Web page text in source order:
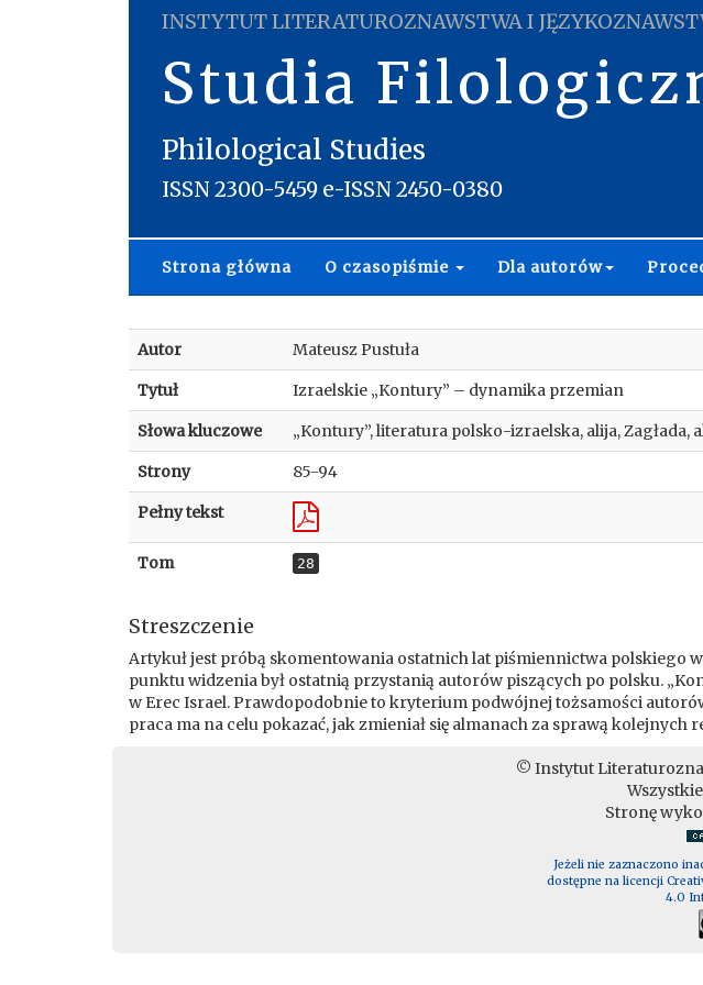
INSTYTUT LITERATUROZNAWSTWA I
Studia
Philological Studies
ISSN 2300-5459 e-ISSN 2450-0380
Strona główna O czasopiśmie Dla autorów
Autor Mateusz Pustuła
Tytuł Izraelskie „Kontury” – dynamika przemian
Słowa kluczowe „Kontury”, literatura polsko-izraelska, alija,
Strony 85-94
Pełny tekst
Tom 28
Streszczenie
Artykuł jest próbą skomentowania ostatnich lat piśmiennictwa polskiego
punktu widzenia był ostatnią przystanią autorów piszących po polsku.
w Erec Israel. Prawdopodobnie to kryterium podwójnej tożsamości
praca ma na celu pokazać, jak zmieniał się almanach za sprawą
© Instytut
Stronę
Jeżeli nie zaznaczono
dostępne na licencji
4.0